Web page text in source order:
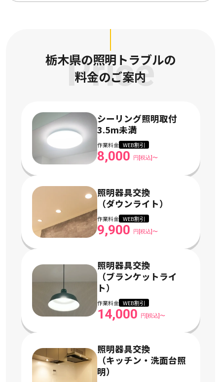
Price
栃木県の照明トラブルの
料金のご案内
シーリング照明取付
3.5m未満
作業料金 WEB割引
8,000 円[税込]〜
照明器具交換
（ダウンライト）
作業料金 WEB割引
9,900 円[税込]〜
照明器具交換
（ブランケットライ
ト）
作業料金 WEB割引
14,000 円[税込]〜
照明器具交換
（キッチン・洗面台照
明）